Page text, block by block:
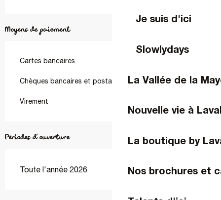
Je suis d'ici
Slowlydays
La Vallée de la
Nouvelle vie à
La boutique by
Nos brochures et
Moyens de paiement
Cartes bancaires
Chèques bancaires et postaux
Virement
Périodes d'ouverture
Toute l'année 2026